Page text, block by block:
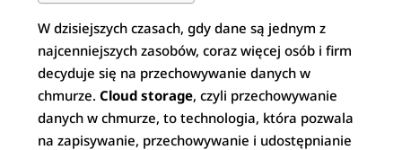
W dzisiejszych czasach, gdy dane są jednym z
najcenniejszych zasobów, coraz więcej osób i firm
decyduje się na przechowywanie danych w
chmurze.Cloud storage, czyli przechowywanie
danych w chmurze, to technologia, która pozwala
na zapisywanie, przechowywanie i udostępnianie